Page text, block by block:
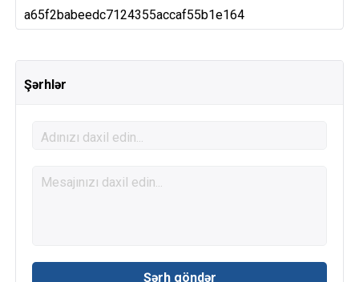
a65f2babeedc7124355accaf55b1e164
Şərhlər